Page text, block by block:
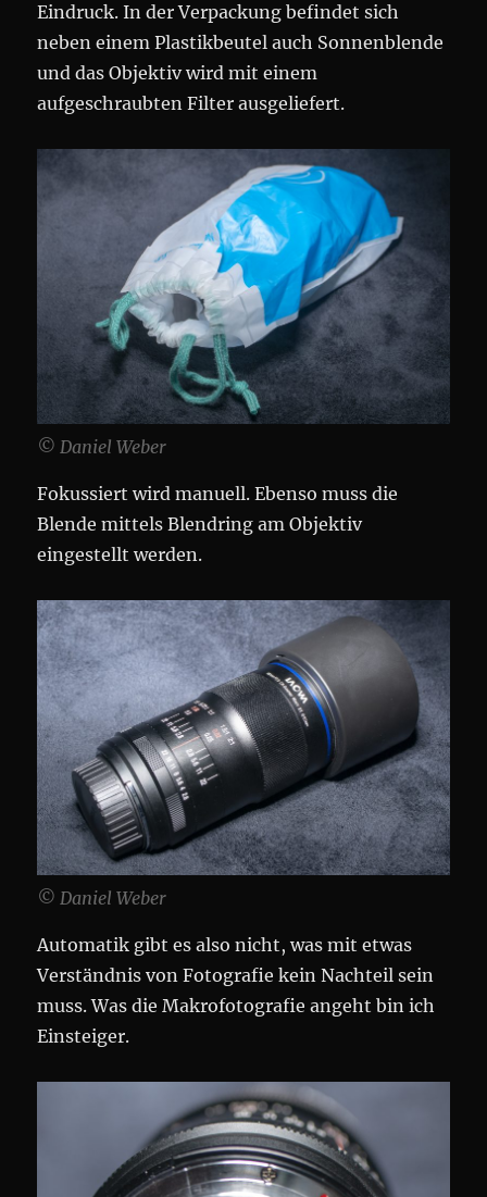
Eindruck. In der Verpackung befindet sich
neben einem Plastikbeutel auch Sonnenblende
und das Objektiv wird mit einem
aufgeschraubten Filter ausgeliefert.
© Daniel Weber
Fokussiert wird manuell. Ebenso muss die
Blende mittels Blendring am Objektiv
eingestellt werden.
© Daniel Weber
Automatik gibt es also nicht, was mit etwas
Verständnis von Fotografie kein Nachteil sein
muss. Was die Makrofotografie angeht bin ich
Einsteiger.